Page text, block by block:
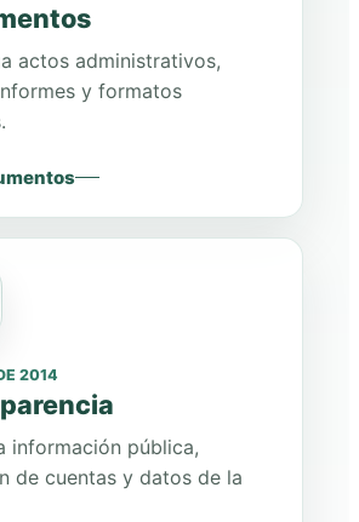
actos administrativos,
y formatos
2014
información pública,
de cuentas y datos de la